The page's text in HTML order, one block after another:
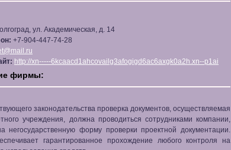
ул. Академическая, д. 14
+7-904-447-74-28
http://xn-----6kcaacd1ahcovailg3afogigd6ac6axgk0a2h.xn--p1ai
фирмы:
законодательства проверка документов, осуществляемая
учреждения, должна проводиться сотрудниками компании,
негосударственную форму проверки проектной документации.
гарантированное прохождение любого контроля на